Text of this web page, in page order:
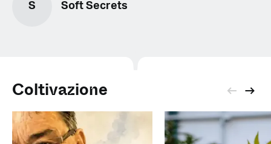
S Soft Secrets
Coltivazione